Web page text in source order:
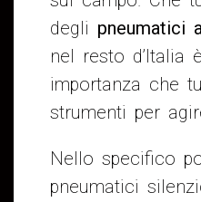
degli pneumatici
nel resto d’Italia
importanza che
strumenti per
Nello specifico
pneumatici